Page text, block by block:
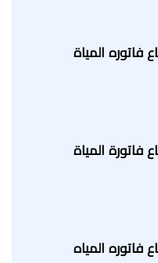
فاتوره المياة
فاتورة المياة
فاتوره المياه